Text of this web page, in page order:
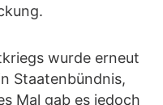
wurde erneut
Staatenbündnis,
Mal gab es jedoch